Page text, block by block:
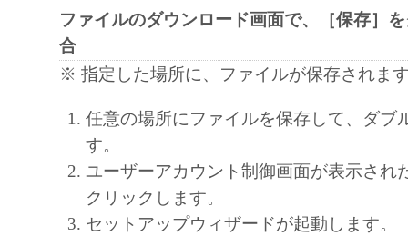
LEGAL JURISDICTIONS DO NOT ALLOW
EXCLUSION OF IMPLIED WARRANTIES,
EXCLUSION MAY NOT APPLY TO YOU.
AND YOU MAY ALSO HAVE OTHER
VARY FROM STATE TO STATE OR
JURISDICTION.
NEITHER CANON, CANON'S
AFFILIATES, THEIR DISTRIBUTORS, OR
ファイルのダウンロード画面で、［保存］
合
※ 指定した場所に、ファイルが保存されま
任意の場所にファイルを保存して、ダブ
す。
ユーザーアカウント制御画面が表示され
クリックします。
セットアップウィザードが起動します。